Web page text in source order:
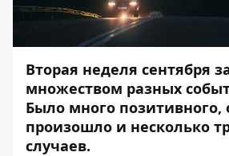
Вторая неделя сентября
множеством разных
Было много позитивного,
произошло и несколько
случаев.